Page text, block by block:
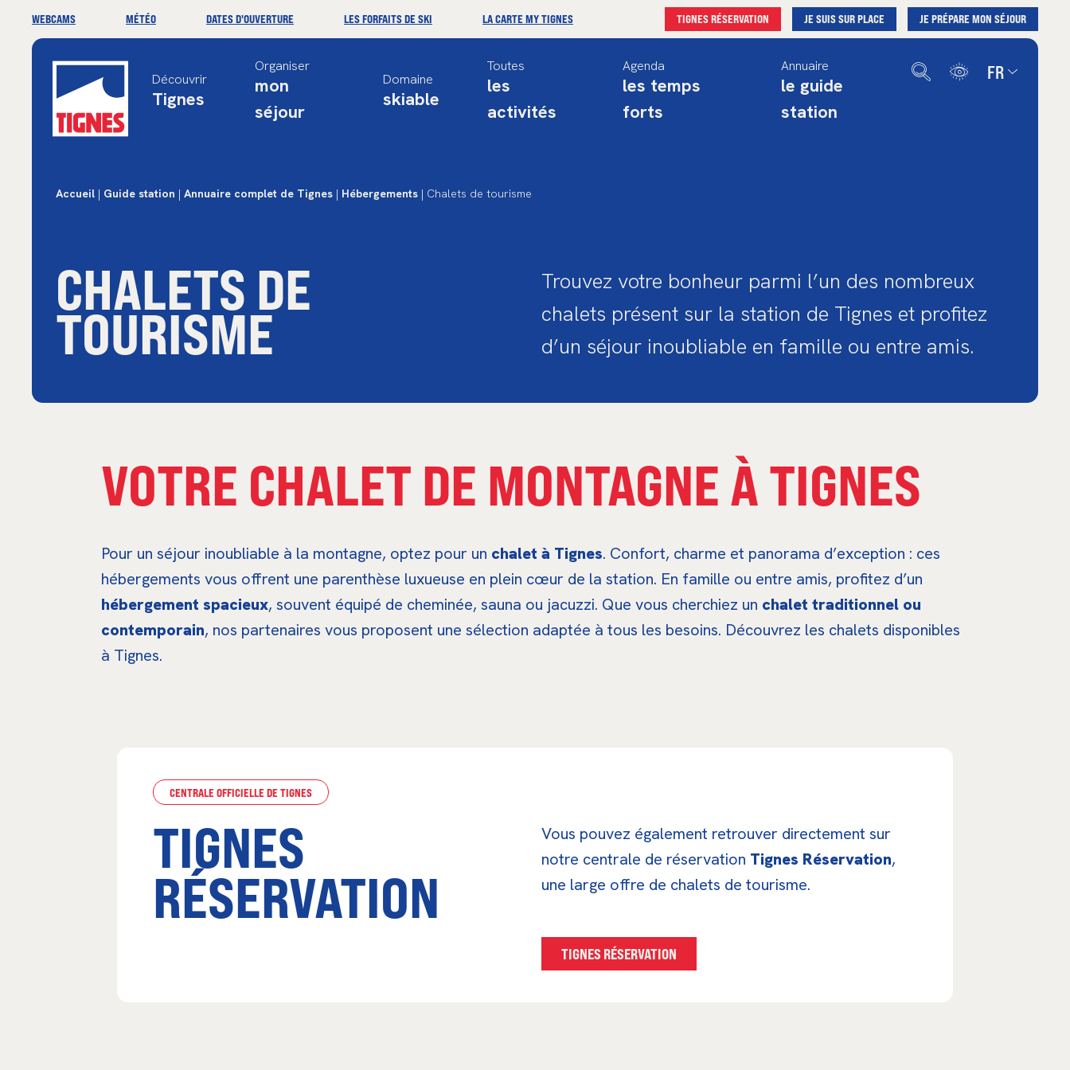
WEBCAMS MÉTÉO DATES D'OUVERTURE LES FORFAITS DE SKI LA CARTE MY TIGNES TIGNES RÉSERVATION JE SUIS SUR PLACE JE PRÉPARE MON SÉJOUR
Découvrir
Tignes
Organiser
mon
séjour
Domaine
skiable
Toutes
les
activités
Agenda
les temps
forts
Annuaire
le guide
station
FR
Accueil | Guide station | Annuaire complet de Tignes | Hébergements | Chalets de tourisme
CHALETS DE
TOURISME
Trouvez votre bonheur parmi l’un des nombreux
chalets présent sur la station de Tignes et profitez
d’un séjour inoubliable en famille ou entre amis.
VOTRE CHALET DE MONTAGNE À TIGNES
Pour un séjour inoubliable à la montagne, optez pour un chalet à Tignes. Confort, charme et panorama d’exception : ces
hébergements vous offrent une parenthèse luxueuse en plein cœur de la station. En famille ou entre amis, profitez d’un
hébergement spacieux, souvent équipé de cheminée, sauna ou jacuzzi. Que vous cherchiez un chalet traditionnel ou
contemporain, nos partenaires vous proposent une sélection adaptée à tous les besoins. Découvrez les chalets disponibles
à Tignes.
CENTRALE OFFICIELLE DE TIGNES
TIGNES
RÉSERVATION
Vous pouvez également retrouver directement sur
notre centrale de réservation Tignes Réservation,
une large offre de chalets de tourisme.
TIGNES RÉSERVATION